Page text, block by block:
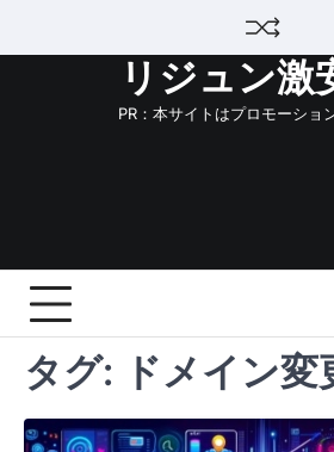
リジュン激
PR：本サイトはプロモーショ
タグ: ドメイン変